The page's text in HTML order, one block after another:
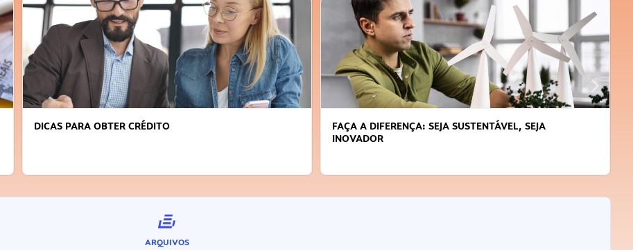
DICAS PARA OBTER CRÉDITO
FAÇA A DIFERENÇA: SEJA SUSTENTÁVEL, SEJA
INOVADOR
ARQUIVOS